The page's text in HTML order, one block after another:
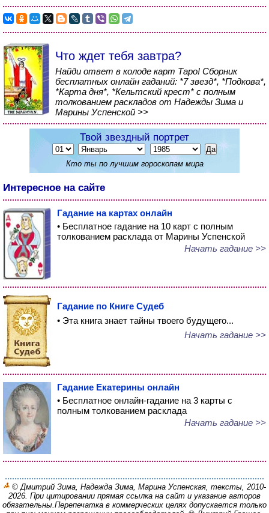
Что ждет тебя завтра?
Найди ответ в колоде карт Таро! Сборник
бесплатных онлайн гаданий: *7 звезд*, *Подкова*,
*Карта дня*, *Кельтский крест* с полным
толкованием раскладов от Надежды Зима и
Марины Успенской >>
Твой звездный портрет
Кто ты по лучшим гороскопам мира
Интересное на сайте
Гадание на картах онлайн
• Бесплатное гадание на 10 карт с полным
толкованием расклада от Марины Успенской
Начать гадание >>
Гадание по Книге Судеб
• Эта книга знает тайны твоего будущего...
Начать гадание >>
Гадание Екатерины онлайн
• Бесплатное онлайн-гадание на 3 карты с
полным толкованием расклада
Начать гадание >>
© Дмитрий Зима, Надежда Зима, Марина Успенская, тексты, 2010-
2026. При цитировании прямая ссылка на сайт и указание авторов
обязательны.Перепечатка в коммерческих целях допускается только